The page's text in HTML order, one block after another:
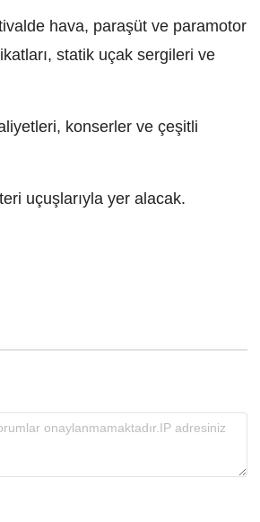
hava, paraşüt ve paramotor
statik uçak sergileri ve
konserler ve çeşitli
uçuşlarıyla yer alacak.